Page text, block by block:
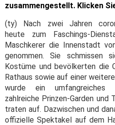
zusammengestellt. Klicken
(ty) Nach zwei Jahren
heute zum Faschings-
Maschkerer die Innenstadt
genommen. Sie schmissen
Kostüme und bevölkerten die
Rathaus sowie auf einer
wurde ein umfangreiches
zahlreiche Prinzen-Garden und
traten auf. Dazwischen und
offizielle Spektakel auf dem